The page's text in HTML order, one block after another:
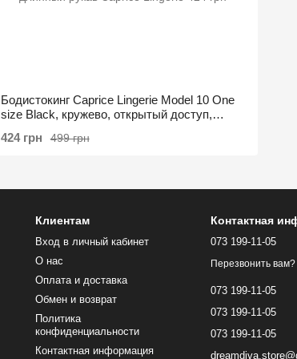
Бодистокинг Caprice Lingerie Model 10 One
size Black, кружево, открытый доступ,
499 грн
424 грн
Клиентам
Вход в личный кабинет
О нас
Оплата и доставка
Обмен и возврат
Политика
конфиденциальности
Контактная информация
Контактная
073 199-11-05
Перезвонить вам?
073 199-11-05
073 199-11-05
073 199-11-05